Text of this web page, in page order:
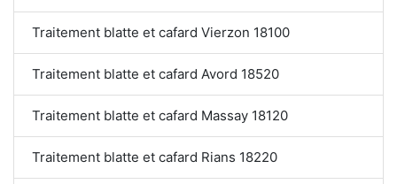
Traitement blatte et cafard Vierzon 18100
Traitement blatte et cafard Avord 18520
Traitement blatte et cafard Massay 18120
Traitement blatte et cafard Rians 18220